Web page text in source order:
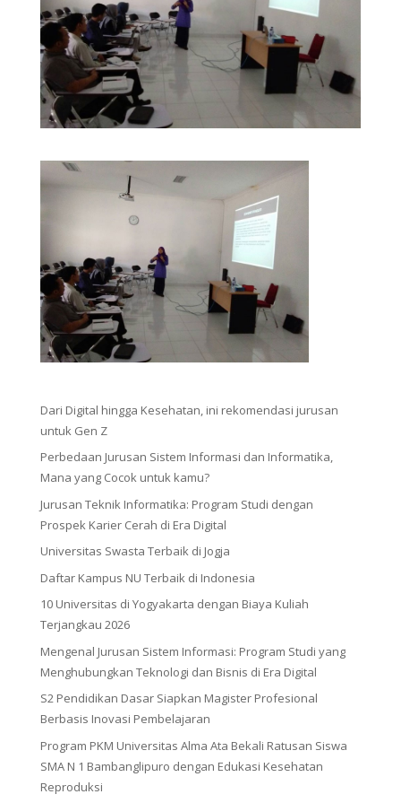
Dari Digital hingga Kesehatan, ini rekomendasi jurusan
untuk Gen Z
Perbedaan Jurusan Sistem Informasi dan Informatika,
Mana yang Cocok untuk kamu?
Jurusan Teknik Informatika: Program Studi dengan
Prospek Karier Cerah di Era Digital
Universitas Swasta Terbaik di Jogja
Daftar Kampus NU Terbaik di Indonesia
10 Universitas di Yogyakarta dengan Biaya Kuliah
Terjangkau 2026
Mengenal Jurusan Sistem Informasi: Program Studi yang
Menghubungkan Teknologi dan Bisnis di Era Digital
S2 Pendidikan Dasar Siapkan Magister Profesional
Berbasis Inovasi Pembelajaran
Program PKM Universitas Alma Ata Bekali Ratusan Siswa
SMA N 1 Bambanglipuro dengan Edukasi Kesehatan
Reproduksi